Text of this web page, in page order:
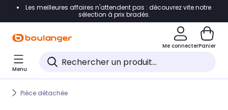
Accéder directement à la navigation
Accéder directement au pied de page
Accéder directement au chatbot
Les meilleures affaires n'attendent pas : découvrez vite notre
sélection à prix bradés.
Me connecterPanier
Menu
Pièce détachée